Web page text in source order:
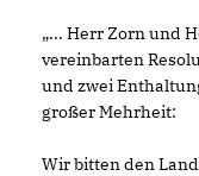
... Herr Zorn und
vereinbarten
und zwei
großer Mehrheit:
Wir bitten den